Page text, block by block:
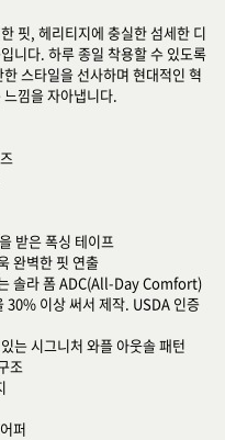
핏, 헤리티지에 충실한 섬세한 디
니다. 하루 종일 착용할 수 있도록
스타일을 선사하며 현대적인 혁
낌을 자아냅니다.
받은 폭싱 테이프
완벽한 핏 연출
솔라 폼 ADC(All-Day Comfort)
30% 이상 써서 제작. USDA 인증
는 시그니처 와플 아웃솔 패턴
조
퍼